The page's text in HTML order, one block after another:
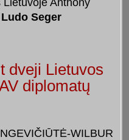
Ludo Seger
dveji Lietuvos
diplomatų
WILBUR